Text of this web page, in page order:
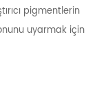
pigmentlerin
uyarmak için